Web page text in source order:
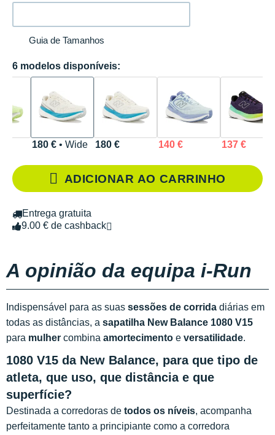
Guia de Tamanhos
6 modelos disponíveis:
180 €• Wide 180 € 140 € 137 €
ADICIONAR AO CARRINHO
Entrega gratuita
9.00 € de cashback
A opinião da equipa i-Run
Indispensável para as suas sessões de corrida diárias em
todas as distâncias, a sapatilha New Balance 1080 V15
para mulher combina amortecimento e versatilidade.
1080 V15 da New Balance, para que tipo de
atleta, que uso, que distância e que
superfície?
Destinada a corredoras de todos os níveis, acompanha
perfeitamente tanto a principiante como a corredora